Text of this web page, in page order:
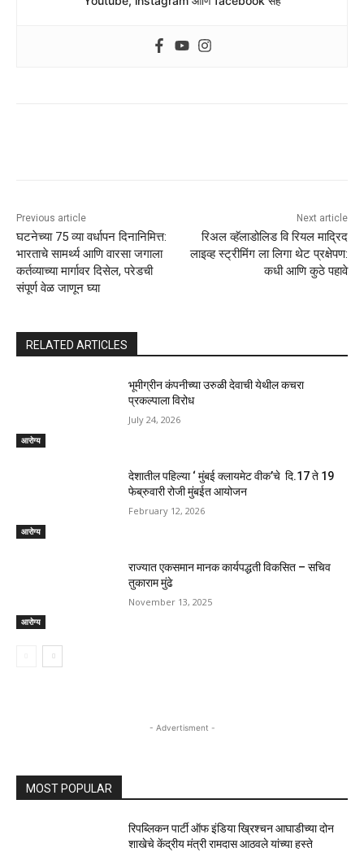
Previous article
घटनेच्या 75 व्या वर्धापन दिनानिमित्त:
भारताचे सामर्थ्य आणि वारसा जगाला
कर्तव्याच्या मार्गावर दिसेल, परेडची
संपूर्ण वेळ जाणून घ्या
Next article
रिअल व्हॅलाडोलिड वि रियल माद्रिद
लाइव्ह स्ट्रीमिंग ला लिगा थेट प्रक्षेपण:
कधी आणि कुठे पहावे
RELATED ARTICLES
आरोग्य
भूमीग्रीन कंपनीच्या उरुळी देवाची येथील कचरा
प्रकल्पाला विरोध
July 24, 2026
आरोग्य
देशातील पहिल्या ‘ मुंबई क्लायमेट वीक’चे दि.17 ते 19
फेब्रुवारी रोजी मुंबईत आयोजन
February 12, 2026
आरोग्य
राज्यात एकसमान मानक कार्यपद्धती विकसित – सचिव
तुकाराम मुंढे
November 13, 2025
- Advertisment -
MOST POPULAR
रिपब्लिकन पार्टी ऑफ इंडिया ख्रिश्चन आघाडीच्या दोन
शाखेचे केंद्रीय मंत्री रामदास आठवले यांच्या हस्ते